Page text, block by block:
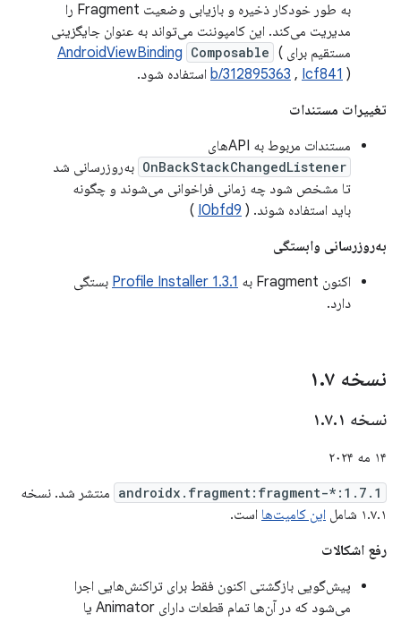
به طور خودکار ذخیره و بازیابی وضعیت Fragment را
مدیریت می‌کند. این کامپوننت می‌تواند به عنوان جایگزینی
مستقیم برای
AndroidViewBinding Composable (
b/312895363 , Icf841 ) استفاده شود.
تغییرات مستندات
مستندات مربوط به APIهای
OnBackStackChangedListener به‌روزرسانی شد
تا مشخص شود چه زمانی فراخوانی می‌شوند و چگونه
باید استفاده شوند. ( I0bfd9
)
به‌روزرسانی وابستگی
اکنون Fragment به
Profile Installer 1.3.1 بستگی
دارد.
نسخه ۱ .۷
نسخه ۱ .۷.۱
۱۴ مه ۲۰۲۴
androidx.fragment:fragment-*:1.7.1 منتشر شد. نسخه
۱.۷.۱ شامل
این کامیت‌ها است.
رفع اشکالات
پیش‌گویی بازگشتی اکنون فقط برای تراکنش‌هایی اجرا
می‌شود که در آن‌ها تمام قطعات دارای Animator یا